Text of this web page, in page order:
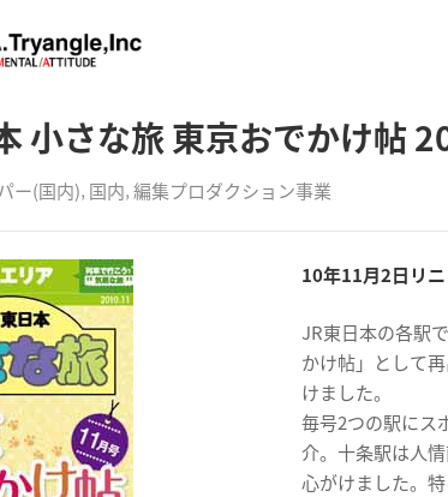
小さな旅 東京おでかけ帖
ー(国内)‚ 国内‚編集プロダクション事業
10年11月2日リニ
JR東日本の各駅
かけ帖」として
けました。
毎号2つの駅にス
介。十条駅は人
心がけました。